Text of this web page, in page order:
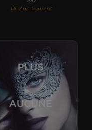
Dr. Ann Laurent